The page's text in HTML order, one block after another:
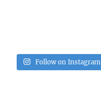
Follow on Instagram